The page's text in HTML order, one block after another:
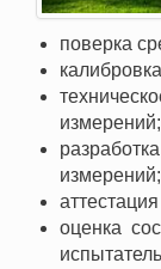
поверка
измерений;
измерений;
оценка